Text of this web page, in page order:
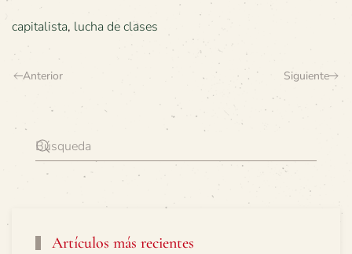
capitalista, lucha de clases
Anterior Siguiente
Artículos más recientes